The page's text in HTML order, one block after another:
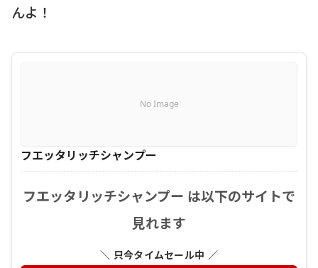
んよ！
No Image
フエッタリッチシャンプー
フエッタリッチシャンプー は以下のサイトで
見れます
＼ 只今タイムセール中 ／